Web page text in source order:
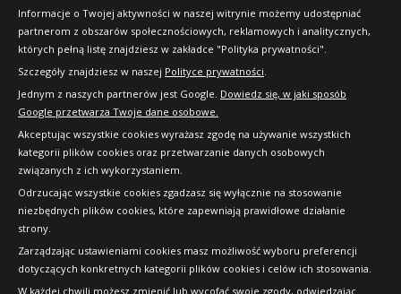
Informacje o Twojej aktywności w naszej witrynie możemy udostępniać
partnerom z obszarów społecznościowych, reklamowych i analitycznych,
których pełną listę znajdziesz w zakładce "Polityka prywatności".
Szczegóły znajdziesz w naszej Polityce prywatności.
Jednym z naszych partnerów jest Google. Dowiedz się, w jaki sposób
Google przetwarza Twoje dane osobowe.
Akceptując wszystkie cookies wyrażasz zgodę na używanie wszystkich
kategorii plików cookies oraz przetwarzanie danych osobowych
związanych z ich wykorzystaniem.
Odrzucając wszystkie cookies zgadzasz się wyłącznie na stosowanie
niezbędnych plików cookies, które zapewniają prawidłowe działanie
strony.
Zarządzając ustawieniami cookies masz możliwość wyboru preferencji
dotyczących konkretnych kategorii plików cookies i celów ich stosowania.
W każdej chwili możesz zmienić lub wycofać swoje zgody, odwiedzając
Copyright © 2010-2026 24opony.pl. Wszelkie